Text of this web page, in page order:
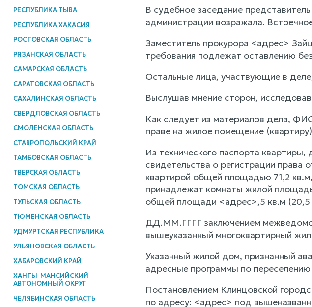
РЕСПУБЛИКА ТЫВА
РЕСПУБЛИКА ХАКАСИЯ
РОСТОВСКАЯ ОБЛАСТЬ
РЯЗАНСКАЯ ОБЛАСТЬ
САМАРСКАЯ ОБЛАСТЬ
САРАТОВСКАЯ ОБЛАСТЬ
САХАЛИНСКАЯ ОБЛАСТЬ
СВЕРДЛОВСКАЯ ОБЛАСТЬ
СМОЛЕНСКАЯ ОБЛАСТЬ
СТАВРОПОЛЬСКИЙ КРАЙ
ТАМБОВСКАЯ ОБЛАСТЬ
ТВЕРСКАЯ ОБЛАСТЬ
ТОМСКАЯ ОБЛАСТЬ
ТУЛЬСКАЯ ОБЛАСТЬ
ТЮМЕНСКАЯ ОБЛАСТЬ
УДМУРТСКАЯ РЕСПУБЛИКА
УЛЬЯНОВСКАЯ ОБЛАСТЬ
ХАБАРОВСКИЙ КРАЙ
ХАНТЫ-МАНСИЙСКИЙ
АВТОНОМНЫЙ ОКРУГ
ЧЕЛЯБИНСКАЯ ОБЛАСТЬ
В судебное заседание
администрации возражала.
Заместитель прокурора <адрес>
требования подлежат оставлению
Остальные лица, участвующие в
Выслушав мнение сторон,
Как следует из материалов дела,
праве на жилое помещение
Из технического паспорта
свидетельства о регистрации
квартирой общей площадью 71,2
принадлежат комнаты жилой
общей площади <адрес>,5 кв.м (20,5
ДД.ММ.ГГГГ заключением
вышеуказанный многоквартирный
Указанный жилой дом, признанный
адресные программы по
Постановлением Клинцовской
по адресу: <адрес> под